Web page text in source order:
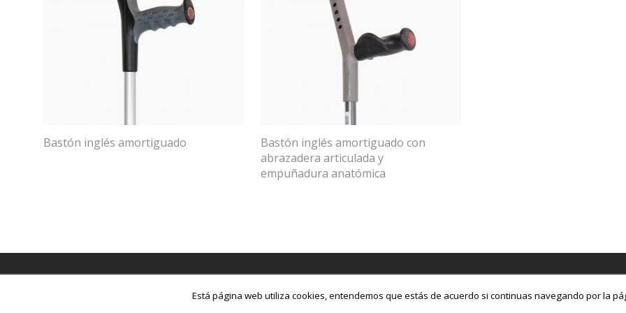
Bastón inglés amortiguado
Bastón inglés amortiguado con
abrazadera articulada y
empuñadura anatómica
Está página web utiliza cookies, entendemos que estás de acuerdo si continuas navegando por la